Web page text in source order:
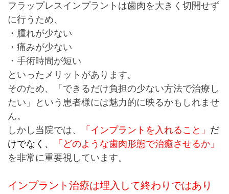
フラップレスインプラントは歯肉を大きく切開せず
に行うため、
・ 腫れが少ない
・痛みが少ない
・手術時間が短い
といったメリットがあります。
そのため、
「できるだけ負担の少ない方法で治療し
たい」
という患者様には魅力的に映るかもしれませ
ん。
しかし当院では、
「インプラントを入れること」 だ
けでなく、
「どのような歯肉形態で治癒させるか」
を非常に重要視しています。
インプラント治療は埋入して終わりではあり